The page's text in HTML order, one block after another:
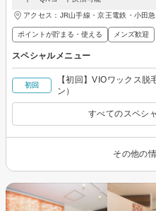
アクセス：JR山手線・京王電鉄・小田
ポイントが貯まる・使える メンズ歓迎
スペシャルメニュー
初回
【初回】VIOワックス
ン）
すべてのスペシ
その他の